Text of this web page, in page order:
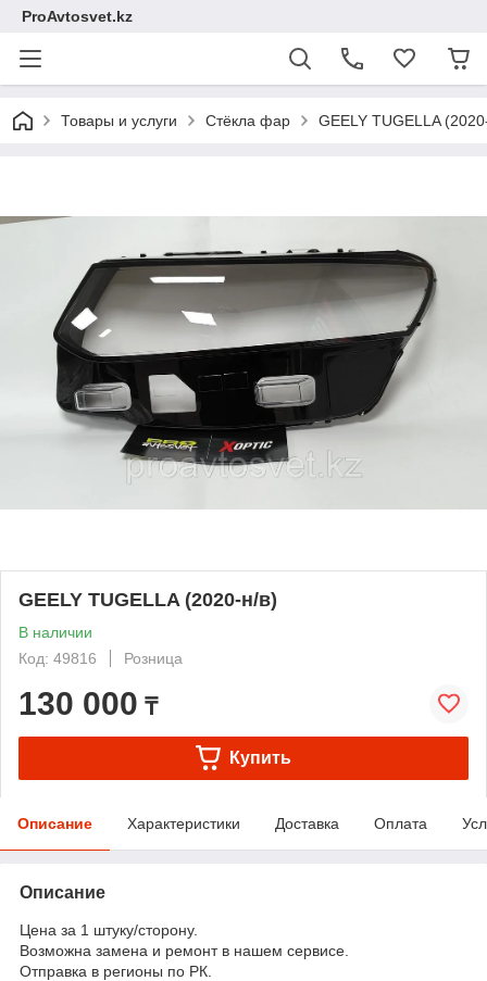
ProAvtosvet.kz
Товары и услуги Стёкла фар GEELY TUGELLA
GEELY TUGELLA (2020-н/в)
В наличии
Код: 49816
Розница
130 000 ₸
Купить
Описание Характеристики Доставка Оплата
Описание
Цена за 1 штуку/сторону.
Возможна замена и ремонт в нашем сервисе.
Отправка в регионы по РК.